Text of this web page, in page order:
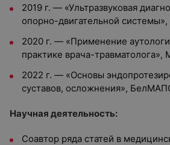
2019 г. — «Ультразвуковая
опорно-двигательной
2020 г. — «Применение
практике врача-травматолога»,
2022 г. — «Основы
суставов, осложнения»,
Научная деятельность:
Соавтор ряда статей в